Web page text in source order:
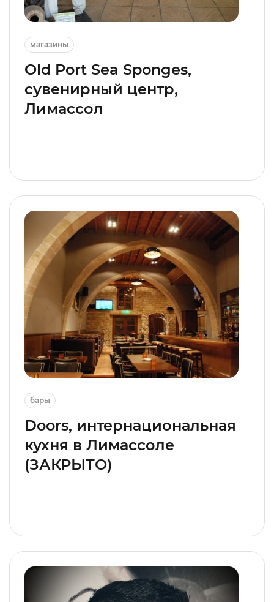
магазины
Old Port Sea Sponges,
сувенирный центр,
Лимассол
бары
Doors, интернациональная
кухня в Лимассоле
(ЗАКРЫТО)